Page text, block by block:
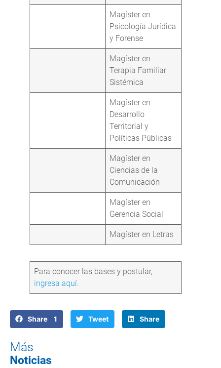
Magíster en
Psicología Jurídica
y Forense
Magíster en
Terapia Familiar
Sistémica
Magíster en
Desarrollo
Territorial y
Políticas Públicas
Magíster en
Ciencias de la
Comunicación
Magíster en
Gerencia Social
Magíster en Letras
Para conocer las bases y postular,
ingresa aquí.
Share 1 Tweet Share
Más
Noticias